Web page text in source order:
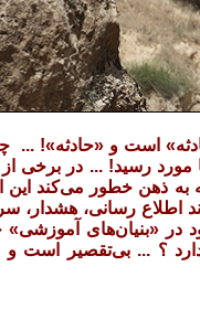
است و «حادثه»!‌
رسید! ... در برخی از
به ذهن خطور می‌کند
اطلاع رسانی، هشدار،
در «بنیان‌های
؟ ... بی‌تقصیر است